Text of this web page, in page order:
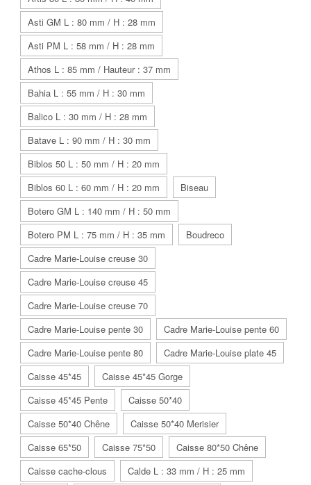
Asti GM L : 80 mm / H : 28 mm
Asti PM L : 58 mm / H : 28 mm
Athos L : 85 mm / Hauteur : 37 mm
Bahia L : 55 mm / H : 30 mm
Balico L : 30 mm / H : 28 mm
Batave L : 90 mm / H : 30 mm
Biblos 50 L : 50 mm / H : 20 mm
Biblos 60 L : 60 mm / H : 20 mm
Biseau
Botero GM L : 140 mm / H : 50 mm
Botero PM L : 75 mm / H : 35 mm
Boudreco
Cadre Marie-Louise creuse 30
Cadre Marie-Louise creuse 45
Cadre Marie-Louise creuse 70
Cadre Marie-Louise pente 30
Cadre Marie-Louise pente 60
Cadre Marie-Louise pente 80
Cadre Marie-Louise plate 45
Caisse 45*45
Caisse 45*45 Gorge
Caisse 45*45 Pente
Caisse 50*40
Caisse 50*40 Chêne
Caisse 50*40 Merisier
Caisse 65*50
Caisse 75*50
Caisse 80*50 Chêne
Caisse cache-clous
Calde L : 33 mm / H : 25 mm